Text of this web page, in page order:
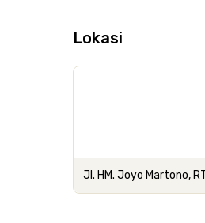
Lokasi
Jl. HM. Joyo Martono,